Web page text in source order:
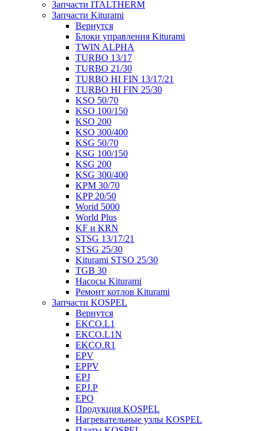
Запчасти ITALTHERM
Запчасти Kiturami
Вернутся
Блоки управления Kiturami
TWIN ALPHA
TURBO 13/17
TURBO 21/30
TURBO HI FIN 13/17/21
TURBO HI FIN 25/30
KSO 50/70
KSO 100/150
KSO 200
KSO 300/400
KSG 50/70
KSG 100/150
KSG 200
KSG 300/400
KPM 30/70
KPP 20/50
Worid 5000
World Plus
KF и KRN
STSG 13/17/21
STSG 25/30
Kiturami STSO 25/30
TGB 30
Насосы Kiturami
Ремонт котлов Kiturami
Запчасти KOSPEL
Вернутся
EKCO.L1
EKCO.L1N
EKCO.R1
EPV
EPPV
EPJ
EPJ.P
EPO
Продукция KOSPEL
Нагревательные узлы KOSPEL